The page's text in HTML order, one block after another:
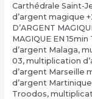
Carthédrale Saint-
d’argent magique
D’ARGENT
MAGIQUE EN
d’argent Malaga,
03, multiplication
d’argent Marseille
d’argent Martinique
Troodos,